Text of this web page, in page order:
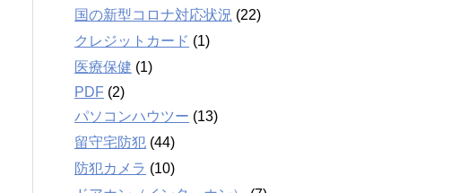
国の新型コロナ対応状況 (22)
クレジットカード (1)
医療保健 (1)
PDF (2)
パソコンハウツー (13)
留守宅防犯 (44)
防犯カメラ (10)